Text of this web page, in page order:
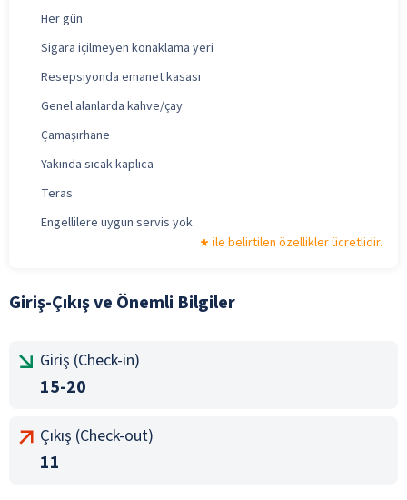
Her gün
Sigara içilmeyen konaklama yeri
Resepsiyonda emanet kasası
Genel alanlarda kahve/çay
Çamaşırhane
Yakında sıcak kaplıca
Teras
Engellilere uygun servis yok
ile belirtilen özellikler ücretlidir.
Giriş-Çıkış ve Önemli Bilgiler
Giriş (Check-in)
15-20
Çıkış (Check-out)
11